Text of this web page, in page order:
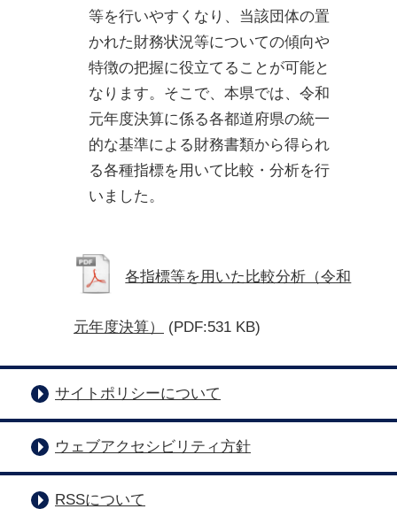
等を行いやすくなり、当該団体の置
かれた財務状況等についての傾向や
特徴の把握に役立てることが可能と
なります。そこで、本県では、令和
元年度決算に係る各都道府県の統一
的な基準による財務書類から得られ
る各種指標を用いて比較・分析を行
いました。
各指標等を用いた比較分析（令和
元年度決算） (PDF:531 KB)
サイトポリシーについて
ウェブアクセシビリティ方針
RSSについて